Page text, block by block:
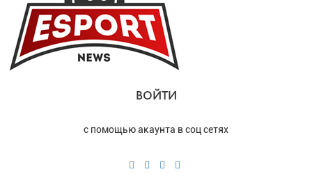
ВОЙТИ
с помощью акаунта в соц сетях